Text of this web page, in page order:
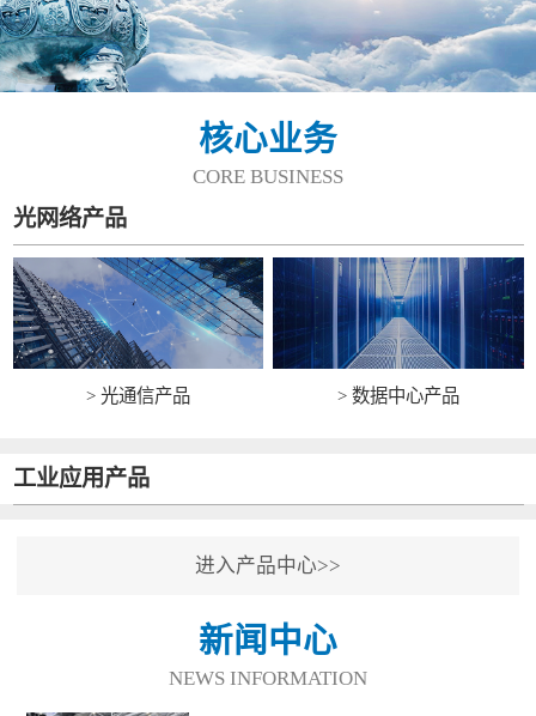
核心业务
CORE BUSINESS
光网络产品
> 光通信产品 > 数据中心产品
工业应用产品
进入产品中心>>
新闻中心
NEWS INFORMATION